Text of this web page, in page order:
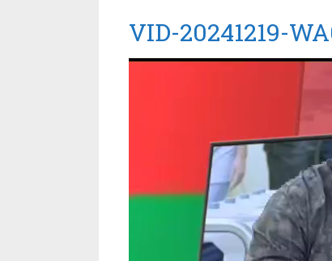
VID-20241219-
Lecteur